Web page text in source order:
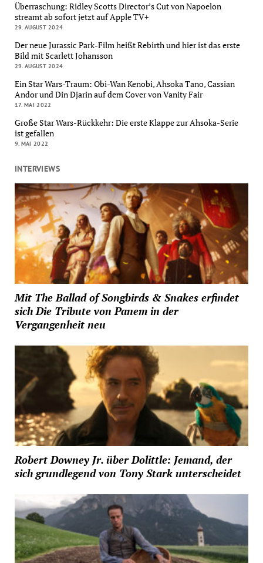
Überraschung: Ridley Scotts Director’s Cut von Napoelon
streamt ab sofort jetzt auf Apple TV+
29. AUGUST 2024
Der neue Jurassic Park-Film heißt Rebirth und hier ist das erste
Bild mit Scarlett Johansson
29. AUGUST 2024
Ein Star Wars-Traum: Obi-Wan Kenobi, Ahsoka Tano, Cassian
Andor und Din Djarin auf dem Cover von Vanity Fair
17. MAI 2022
Große Star Wars-Rückkehr: Die erste Klappe zur Ahsoka-Serie
ist gefallen
9. MAI 2022
INTERVIEWS
Mit The Ballad of Songbirds & Snakes erfindet
sich Die Tribute von Panem in der
Vergangenheit neu
Robert Downey Jr. über Dolittle: Jemand, der
sich grundlegend von Tony Stark unterscheidet